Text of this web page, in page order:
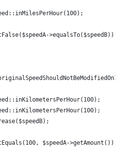
>equalsTo($speedB));
$speedA->getAmount());